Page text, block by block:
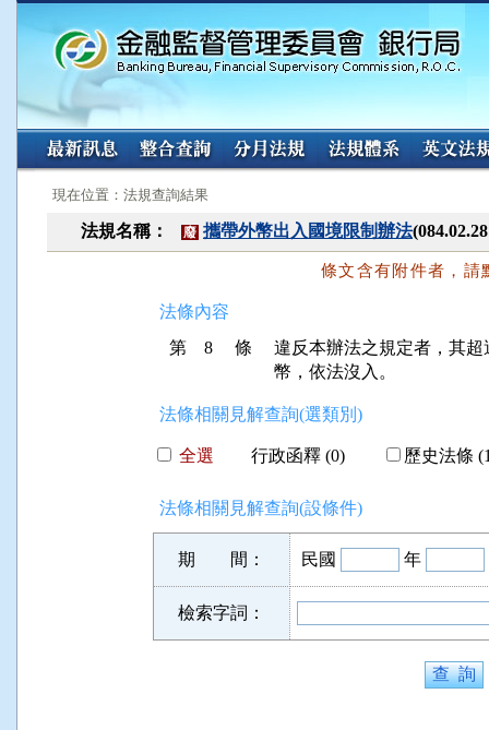
:::
現在位置：法規查詢結果
法規名稱： 廢 攜帶外幣出入國境限制辦法
條文含有附件者，請
法條內容
第 8 條
違反本辦法之規定者，其
幣，依法沒入。
法條相關見解查詢(選類別)
全選 行政函釋 (0) 歷史法條
法條相關見解查詢(設條件)
期 間： 民國 年
檢索字詞：